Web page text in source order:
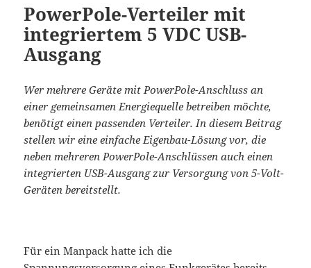
PowerPole-Verteiler mit
integriertem 5 VDC USB-
Ausgang
Wer mehrere Geräte mit PowerPole-Anschluss an
einer gemeinsamen Energiequelle betreiben möchte,
benötigt einen passenden Verteiler. In diesem Beitrag
stellen wir eine einfache Eigenbau-Lösung vor, die
neben mehreren PowerPole-Anschlüssen auch einen
integrierten USB-Ausgang zur Versorgung von 5-Volt-
Geräten bereitstellt.
Für ein Manpack hatte ich die